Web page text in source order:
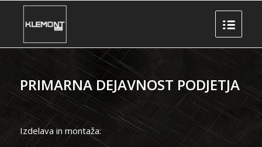
PRIMARNA DEJAVNOST PODJETJA
Izdelava in montaža: